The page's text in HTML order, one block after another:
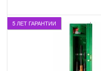
Дополнительные
Формат А4
Высота ствола
Количество полок
5 ЛЕТ ГАРАНТИИ